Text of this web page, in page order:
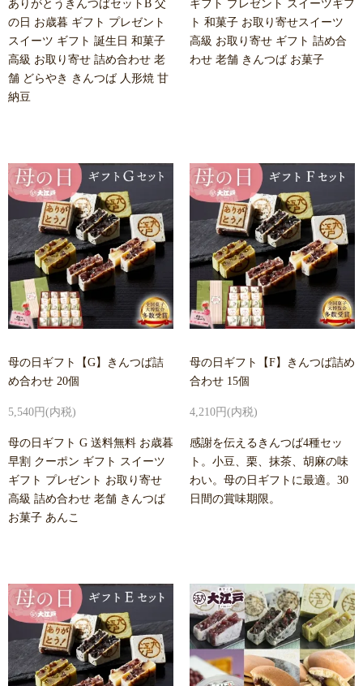
ありがとうきんつばセットB 父
の日 お歳暮 ギフト プレゼント
スイーツ ギフト 誕生日 和菓子
高級 お取り寄せ 詰め合わせ 老
舗 どらやき きんつば 人形焼 甘
納豆
ギフト プレゼント スイーツギフ
ト 和菓子 お取り寄せスイーツ
高級 お取り寄せ ギフト 詰め合
わせ 老舗 きんつば お菓子
母の日ギフト【G】きんつば詰
め合わせ 20個
5,540円(内税)
母の日ギフト G 送料無料 お歳暮
早割 クーポン ギフト スイーツ
ギフト プレゼント お取り寄せ
高級 詰め合わせ 老舗 きんつば
お菓子 あんこ
母の日ギフト【F】きんつば詰め
合わせ 15個
4,210円(内税)
感謝を伝えるきんつば4種セッ
ト。小豆、栗、抹茶、胡麻の味
わい。母の日ギフトに最適。30
日間の賞味期限。